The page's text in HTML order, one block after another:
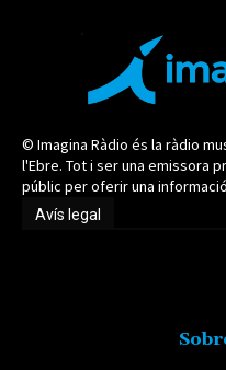
© Imagina Ràdio és la ràdio
l'Ebre. Tot i ser una emissora
públic per oferir una
Avís legal